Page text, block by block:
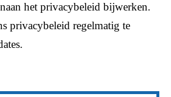
het privacybeleid bijwerken.
privacybeleid regelmatig te